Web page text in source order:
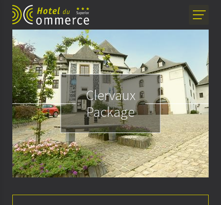
Clervaux
Package